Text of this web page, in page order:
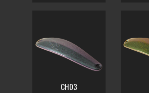
CH03